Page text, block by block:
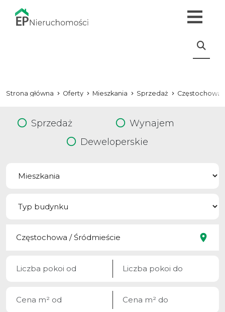
Strona główna Oferty Mieszkania Sprzedaż Częstochowa
Sprzedaż
Wynajem
Deweloperskie